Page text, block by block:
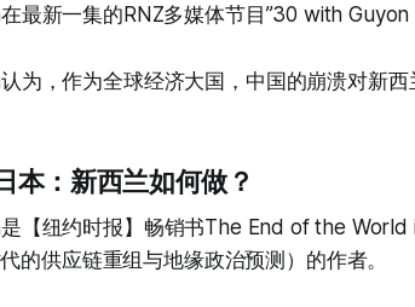
最新一集的RNZ多媒体节目”30 with Guyon
为，作为全球经济大国，中国的崩溃对新西
本：新西兰如何做？
【纽约时报】畅销书The End of the
的供应链重组与地缘政治预测）的作者。